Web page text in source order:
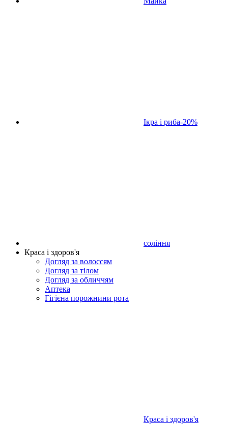
Ікра і риба-20%
соління
Краса і здоров'я
Догляд за волоссям
Догляд за тілом
Догляд за обличчям
Аптека
Гігієна порожнини рота
Краса і здоров'я